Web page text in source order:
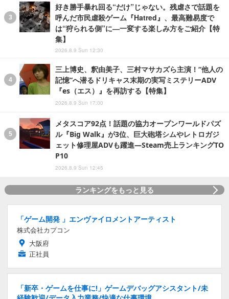
好き勝手暴れ回る“だけ”じゃない。残虐さで話題を
呼んだ市民虐殺ゲーム『Hatred』、最高難易度で
は“狩られる側”に―一変する楽しみ方をご紹介【特
集】
2026.8.9 Sun 12:30
三上博史、釈由美子、三村マサカズら主演！“他人の
記憶”へ潜るドリキャス末期の実写ミステリーADV
『es（エス）』を再訪する【特集】
2026.8.9 Sun 17:00
メタスコア92点！話題の協力オープンワールドパズ
ル『Big Walk』が3位、巨大砲塔シムやレトロガジ
ェット修理屋ADVも躍進―Steam売上ランキングTO
P10
2026.8.9 Sun 12:45
ランキングをもっと見る
「ゲーム開発 」エンヴァイロメントアーティスト
株式会社カプコン
大阪府
正社員
「新卒・ゲームを仕事に!」ゲームデバッグアシスタント/未